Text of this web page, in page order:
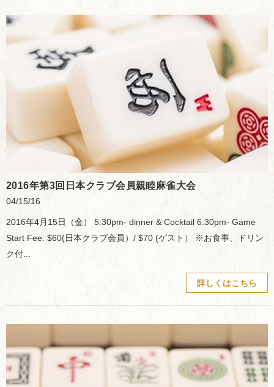
2016年第3回日本クラブ会員親睦麻雀大会
04/15/16
2016年4月15日（金） 5:30pm- dinner & Cocktail 6:30pm- Game
Start Fee: $60(日本クラブ会員）/ $70 (ゲスト） ※お食事、ドリン
ク付...
詳しくはこちら